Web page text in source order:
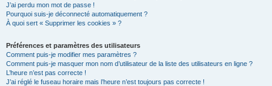
J’ai perdu mon mot de passe !
Pourquoi suis-je déconnecté automatiquement ?
À quoi sert « Supprimer les cookies » ?
Préférences et paramètres des utilisateurs
Comment puis-je modifier mes paramètres ?
Comment puis-je masquer mon nom d’utilisateur de la liste des utilisateurs en ligne ?
L’heure n’est pas correcte !
J’ai réglé le fuseau horaire mais l’heure n’est toujours pas correcte !